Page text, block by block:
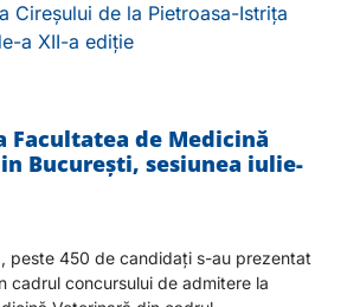
Cireșului de la Pietroasa-Istrița
a XII-a ediție
Facultatea de Medicină
București, sesiunea iulie-
peste 450 de candidați s-au prezentat
cadrul concursului de admitere la